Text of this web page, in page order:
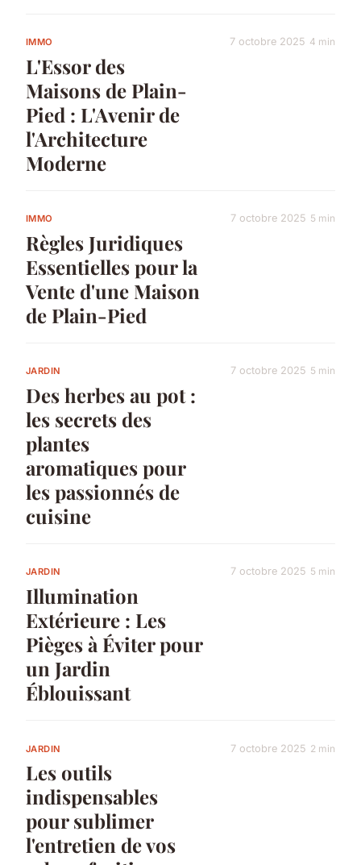
IMMO
L'Essor des
Maisons de Plain-
Pied : L'Avenir de
l'Architecture
Moderne
7 octobre 2025 4 min
IMMO
Règles Juridiques
Essentielles pour la
Vente d'une Maison
de Plain-Pied
7 octobre 2025 5 min
JARDIN
Des herbes au pot :
les secrets des
plantes
aromatiques pour
les passionnés de
cuisine
7 octobre 2025 5 min
JARDIN
Illumination
Extérieure : Les
Pièges à Éviter pour
un Jardin
Éblouissant
7 octobre 2025 5 min
JARDIN
Les outils
indispensables
pour sublimer
l'entretien de vos
7 octobre 2025 2 min